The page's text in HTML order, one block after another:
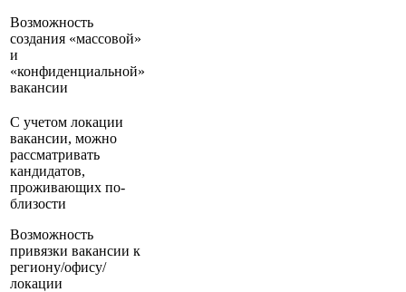
Возможность
создания «массовой»
и
«конфиденциальной»
вакансии
С учетом локации
вакансии, можно
рассматривать
кандидатов,
проживающих по-
близости
Возможность
привязки вакансии к
региону/офису/
локации